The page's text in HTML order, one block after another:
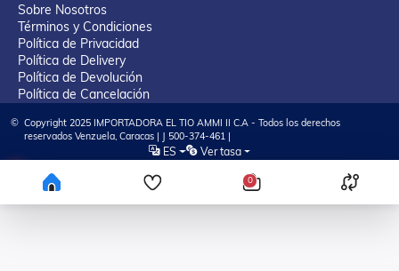
Sobre Nosotros
Términos y Condiciones
Política de Privacidad
Política de Delivery
Política de Devolución
Política de Cancelación
© Copyright 2025 IMPORTADORA EL TIO AMMI II C.A - Todos los derechos
reservados Venzuela, Caracas | J 500-374-461 |
ES Ver tasa
0